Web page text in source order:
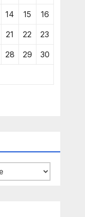
14 15 16
21 22 23
28 29 30